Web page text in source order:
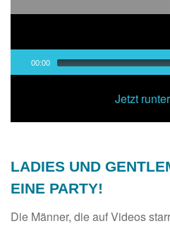
00:00
Jetzt
LADIES UND
EINE PARTY!
Die Männer, die auf Videos